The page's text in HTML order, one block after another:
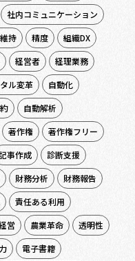
社内コミュニケーション
持 精度
組織DX
経営者
経理業務
ル変革
自動化
自動解析
著作権
著作権フリー
事作成
診断支援
財務分析
財務報告
責任ある利用
営 農業革命
透明性
電子書籍